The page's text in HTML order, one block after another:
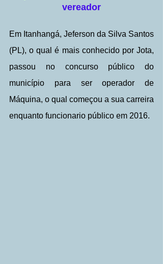
vereador
Em Itanhangá, Jeferson da Silva Santos
(PL), o qual é mais conhecido por Jota,
passou no concurso público do
município para ser operador de
Máquina, o qual começou a sua carreira
enquanto funcionario público em 2016.